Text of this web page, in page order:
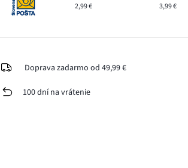
2,99 € 3,99 €
Doprava zadarmo od 49,99 €
100 dní na vrátenie